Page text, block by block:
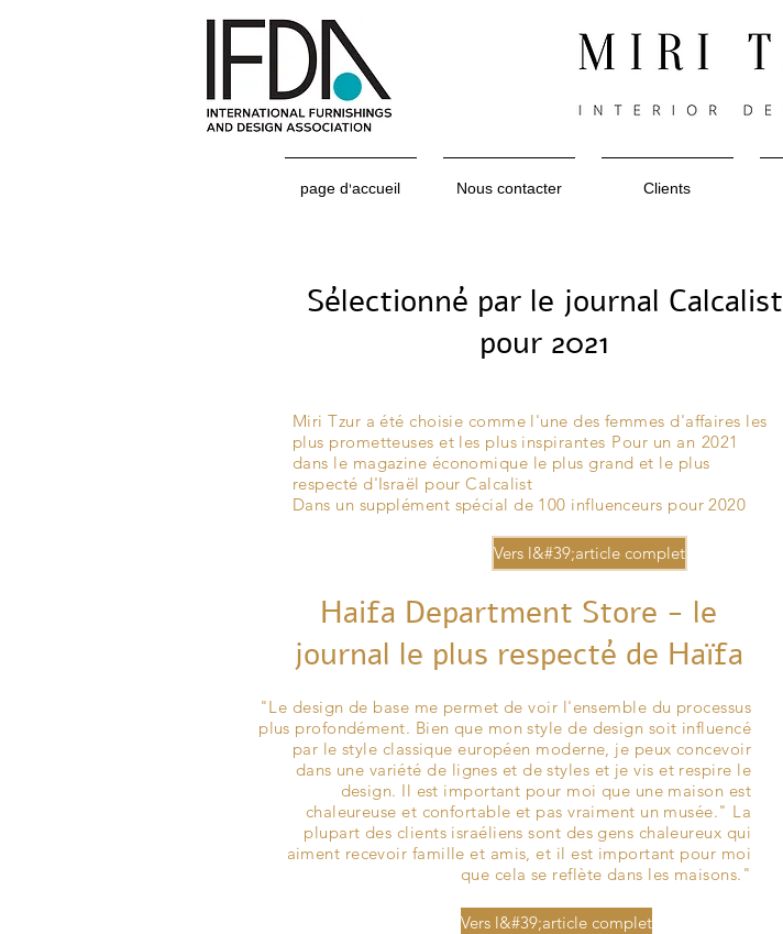
page d'accueil Nous contacter Clients
Sélectionné par le journal Calcalist
pour 2021
Miri Tzur a été choisie comme l'une des femmes d'affaires les
plus prometteuses et les plus inspirantes Pour un an 2021
dans le magazine économique le plus grand et le plus
respecté d'Israël pour Calcalist
Dans un supplément spécial de 100 influenceurs pour 2020
Vers l&#39;article complet
Haifa Department Store - le
journal le plus respecté de Haïfa
"Le design de base me permet de voir l'ensemble du processus
plus profondément. Bien que mon style de design soit influencé
par le style classique européen moderne, je peux concevoir
dans une variété de lignes et de styles et je vis et respire le
design. Il est important pour moi que une maison est
chaleureuse et confortable et pas vraiment un musée." La
plupart des clients israéliens sont des gens chaleureux qui
aiment recevoir famille et amis, et il est important pour moi
que cela se reflète dans les maisons."
Vers l&#39;article complet